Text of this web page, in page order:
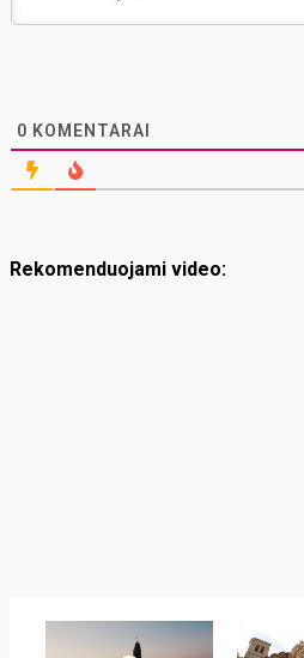
0 KOMENTARAI
Rekomenduojami video: